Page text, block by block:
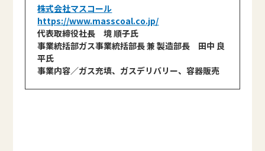
株式会社マスコール
https://www.masscoal.co.jp/
代表取締役社長 境 順子氏
事業統括部ガス事業統括部長 兼 製造部長 田中 良
平氏
事業内容／ガス充填、ガスデリバリー、容器販売